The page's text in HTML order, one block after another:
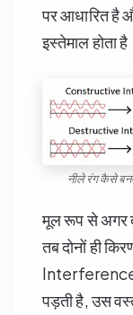
पर आधारित है
इस्तेमाल होता
नीले रंग कैसे
मूल रूप से अगर
तब दोनों ही
Interference
पड़ती है, उस